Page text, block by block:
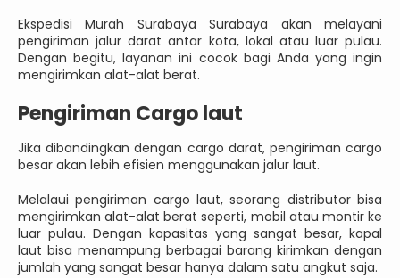
Ekspedisi Murah Surabaya Surabaya akan melayani
pengiriman jalur darat antar kota, lokal atau luar pulau.
Dengan begitu, layanan ini cocok bagi Anda yang ingin
mengirimkan alat-alat berat.
Pengiriman Cargo laut
Jika dibandingkan dengan cargo darat, pengiriman cargo
besar akan lebih efisien menggunakan jalur laut.
Melalaui pengiriman cargo laut, seorang distributor bisa
mengirimkan alat-alat berat seperti, mobil atau montir ke
luar pulau. Dengan kapasitas yang sangat besar, kapal
laut bisa menampung berbagai barang kirimkan dengan
jumlah yang sangat besar hanya dalam satu angkut saja.